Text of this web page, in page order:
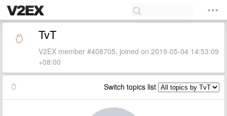
TvT
V2EX member #408705, joined on 2019-05-04 14:53:09
+08:00
Switch topics list